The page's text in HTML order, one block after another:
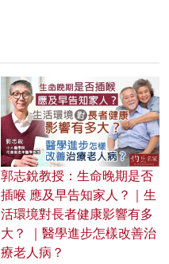
郭志銳教授：生命晚期是否
插喉 應及早告知家人？｜生
活環境對長者健康影響有多
大？ ｜醫學進步怎樣改善治
療老人病？